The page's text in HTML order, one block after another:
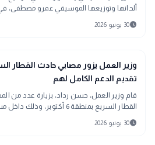
ألحانها وتوزيعها الموسيقي عمرو مصطفى،
الفنان بهاء سلطان
schedule30 يونيو 2026
gavel
حوادث ومحاكم
تقديم الدعم الكامل لهم
قام وزير العمل، حسن رداد، بزيارة عدد من
القطار السريع بمنطقة 6
للاطمئنان على أوضاعهم الصحية ومتابعة
schedule30 يونيو 2026